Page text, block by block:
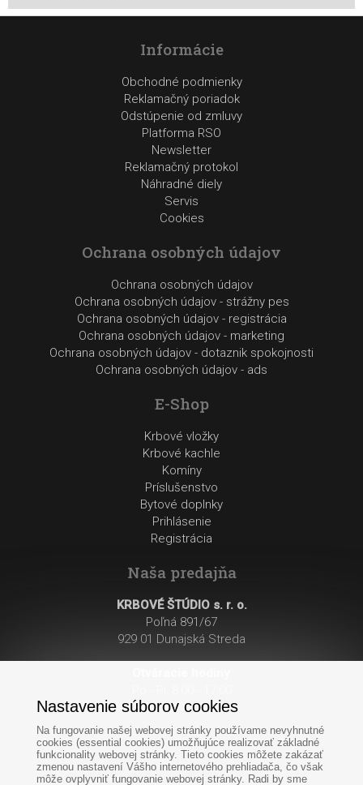
Informácie
Obchodné podmienky
Reklamačný poriadok
Odstúpenie od zmluvy
Platforma RSO
Newsletter
Reklamačný protokol
Náhradné diely
Servis
Cookies
Ochrana osobných údajov
Ochrana osobných údajov
Ochrana osobných údajov - strážny pes
Ochrana osobných údajov - registrácia
Ochrana osobných údajov - marketing
Ochrana osobných údajov - dotaznik spokojnosti
Ochrana osobných údajov - ads
E-Shop
Krbové vložky
Krbové kachle
Komíny
Príslušenstvo
Bytové doplnky
Prihlásenie
Registrácia
Naša predajňa
KRBOVÉ ŠTÚDIO s. r. o.
Poľná 891/67
929 01 Dunajská Streda
So: 8:00 - 12:00
Nastavenie súborov cookies
Na fungovanie našej webovej stránky používame nevyhnutné
cookies (essential cookies) umožňujúce realizovať základné
funkcionality webovej stránky. Tieto cookies môžete zakázať
zmenou nastavení Vášho internetového prehliadača, čo však
môže ovplyvniť fungovanie webovej stránky. Radi by sme